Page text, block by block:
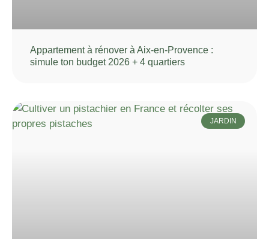
Appartement à rénover à Aix-en-Provence :
simule ton budget 2026 + 4 quartiers
JARDIN